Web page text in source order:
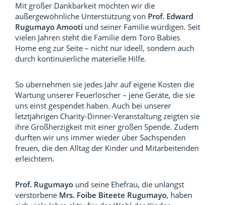
Mit großer Dankbarkeit möchten wir die
außergewöhnliche Unterstützung von Prof. Edward
Rugumayo Amooti und seiner Familie würdigen. Seit
vielen Jahren steht die Familie dem Toro Babies
Home eng zur Seite – nicht nur ideell, sondern auch
durch kontinuierliche materielle Hilfe.
So übernehmen sie jedes Jahr auf eigene Kosten die
Wartung unserer Feuerlöscher – jene Geräte, die sie
uns einst gespendet haben. Auch bei unserer
letztjährigen Charity-Dinner-Veranstaltung zeigten sie
ihre Großherzigkeit mit einer großen Spende. Zudem
durften wir uns immer wieder über Sachspenden
freuen, die den Alltag der Kinder und Mitarbeitenden
erleichtern.
Prof. Rugumayo und seine Ehefrau, die unlängst
verstorbene Mrs. Foibe Biteete Rugumayo, haben